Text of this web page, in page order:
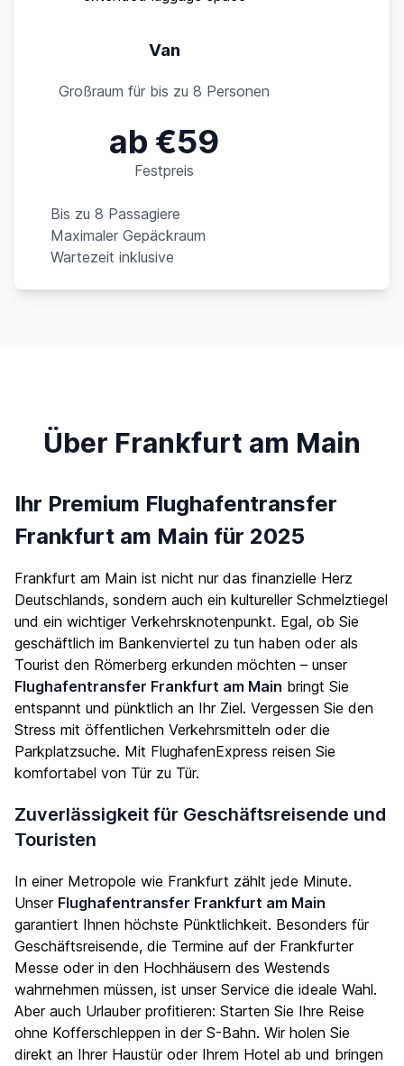
Van
Großraum für bis zu 8 Personen
ab €59
Festpreis
Bis zu 8 Passagiere
Maximaler Gepäckraum
Wartezeit inklusive
Über Frankfurt am Main
Ihr Premium Flughafentransfer
Frankfurt am Main für 2025
Frankfurt am Main ist nicht nur das finanzielle Herz
Deutschlands, sondern auch ein kultureller Schmelztiegel
und ein wichtiger Verkehrsknotenpunkt. Egal, ob Sie
geschäftlich im Bankenviertel zu tun haben oder als
Tourist den Römerberg erkunden möchten – unser
Flughafentransfer Frankfurt am Main bringt Sie
entspannt und pünktlich an Ihr Ziel. Vergessen Sie den
Stress mit öffentlichen Verkehrsmitteln oder die
Parkplatzsuche. Mit FlughafenExpress reisen Sie
komfortabel von Tür zu Tür.
Zuverlässigkeit für Geschäftsreisende und
Touristen
In einer Metropole wie Frankfurt zählt jede Minute.
Unser Flughafentransfer Frankfurt am Main
garantiert Ihnen höchste Pünktlichkeit. Besonders für
Geschäftsreisende, die Termine auf der Frankfurter
Messe oder in den Hochhäusern des Westends
wahrnehmen müssen, ist unser Service die ideale Wahl.
Aber auch Urlauber profitieren: Starten Sie Ihre Reise
ohne Kofferschleppen in der S-Bahn. Wir holen Sie
direkt an Ihrer Haustür oder Ihrem Hotel ab und bringen